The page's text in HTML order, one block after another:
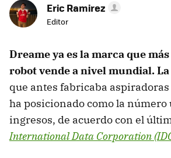
Eric Ramirez
Editor
Dreame ya es la marca que
robot vende a nivel mundial.
que antes fabricaba
ha posicionado como la número
ingresos, de acuerdo con el
International Data Corporation